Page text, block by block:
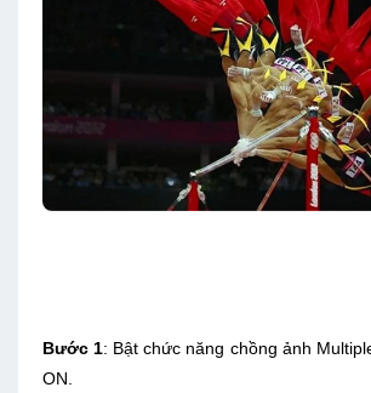
Bước 1: Bật chức năng chồng ảnh
ON.